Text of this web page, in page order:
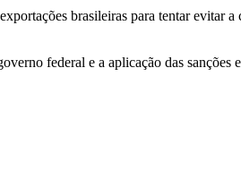
brasileiras para tentar evitar a
federal e a aplicação das sanções